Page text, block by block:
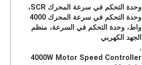
وحدة التحكم في سرعة المحرك SCR،
وحدة التحكم في سرعة المحرك 4000
واط، وحدة التحكم في السرعة، منظم
الجهد الكهربي
,
4000W Motor Speed Controller